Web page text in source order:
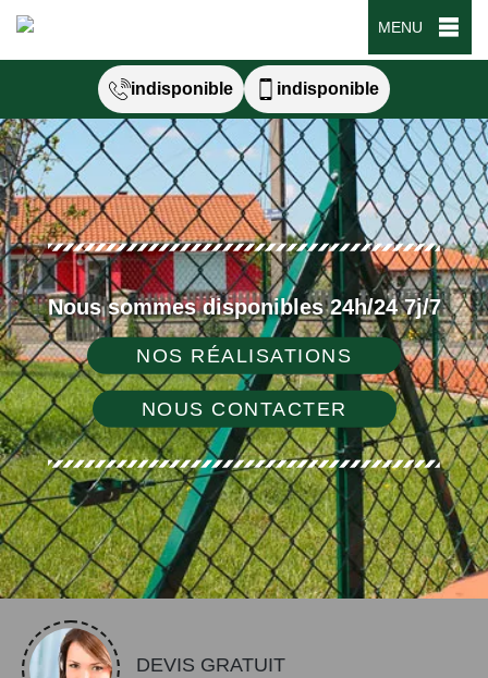
MENU
indisponible indisponible
Nous sommes disponibles 24h/24 7j/7
NOS RÉALISATIONS
NOUS CONTACTER
DEVIS GRATUIT